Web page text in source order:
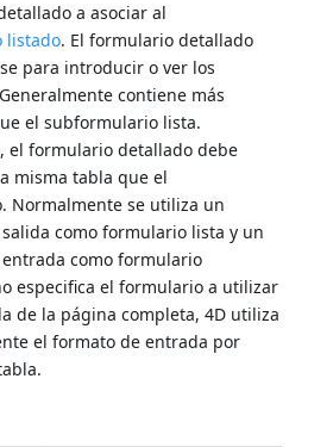
a asociar al
listado. El formulario detallado
para introducir o ver los
contiene más
el subformulario lista.
el formulario detallado debe
misma tabla que el
Normalmente se utiliza un
como formulario lista y un
como formulario
especifica el formulario a utilizar
de la página completa, 4D utiliza
el formato de entrada por